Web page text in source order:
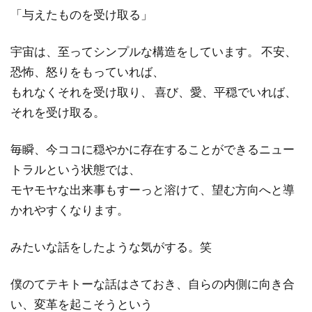
「与えたものを受け取る」
宇宙は、至ってシンプルな構造をしています。 不安、
恐怖、怒りをもっていれば、
もれなくそれを受け取り、 喜び、愛、平穏でいれば、
それを受け取る。
毎瞬、今ココに穏やかに存在することができるニュー
トラルという状態では、
モヤモヤな出来事もすーっと溶けて、望む方向へと導
かれやすくなります。
みたいな話をしたような気がする。笑
僕のてテキトーな話はさておき、自らの内側に向き合
い、変革を起こそうという